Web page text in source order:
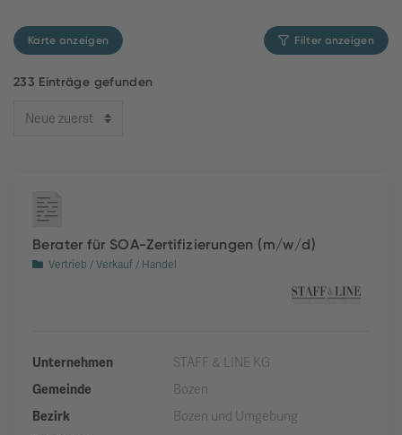
Karte anzeigen Filter anzeigen
233 Einträge gefunden
Berater für SOA-Zertifizierungen (m/w/d)
Vertrieb / Verkauf / Handel
Unternehmen
STAFF & LINE KG
Gemeinde
Bozen
Bezirk
Bozen und Umgebung